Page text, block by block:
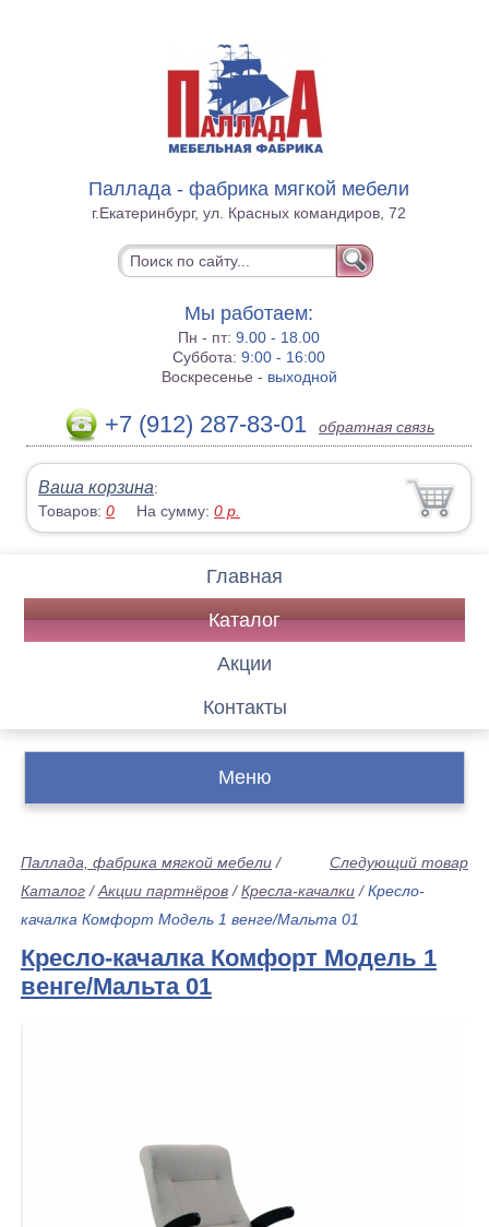
Паллада - фабрика мягкой мебели
г.Екатеринбург, ул. Красных командиров, 72
Мы работаем:
Пн - пт:9.00 - 18.00
Суббота:9:00 - 16:00
Воскресенье - выходной
+7 (912) 287-83-01 обратная связь
Ваша корзина:
Товаров:0 На сумму:0 р.
Главная
Каталог
Акции
Контакты
Меню
Следующий товар
Паллада, фабрика мягкой мебели /
Каталог /Акции партнёров /Кресла-качалки /Кресло-
качалка Комфорт Модель 1 венге/Мальта 01
Кресло-качалка Комфорт Модель 1
венге/Мальта 01